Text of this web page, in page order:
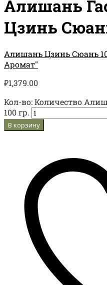
Алишань
Цзинь
Алишань Цзинь Сюань
Аромат"
₽1,379.00
Кол-во:Количество
100 гр.
В корзину